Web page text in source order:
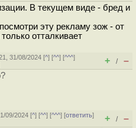
В текущем виде - бред и
эту рекламу зож - от
отталкивает
31/08/2024 [^] [^^] [^^^]
+ / –
09/2024 [^] [^^] [^^^] [ответить]
+ / –